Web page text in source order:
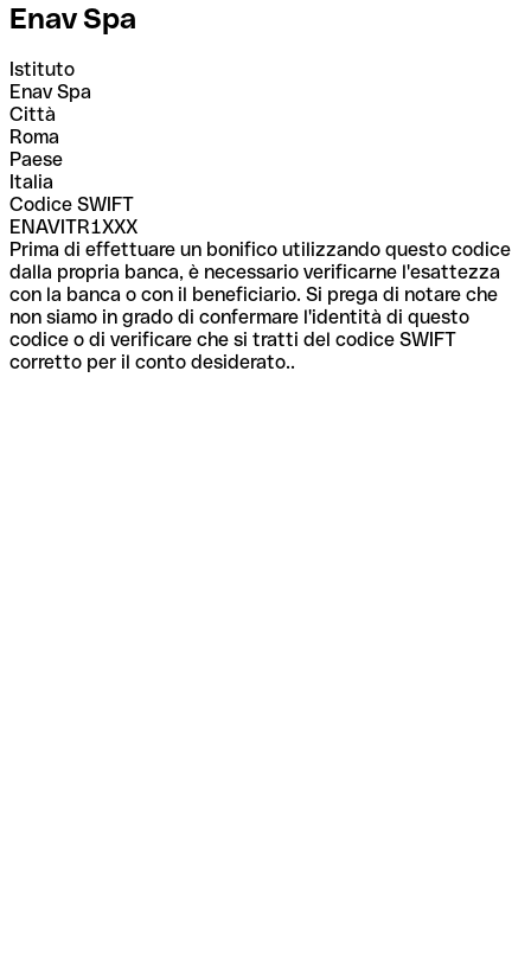
Enav Spa
Istituto
Enav Spa
Città
Roma
Paese
Italia
Codice SWIFT
ENAVITR1XXX
Prima di effettuare un bonifico utilizzando questo codice
dalla propria banca, è necessario verificarne l'esattezza
con la banca o con il beneficiario. Si prega di notare che
non siamo in grado di confermare l'identità di questo
codice o di verificare che si tratti del codice SWIFT
corretto per il conto desiderato..